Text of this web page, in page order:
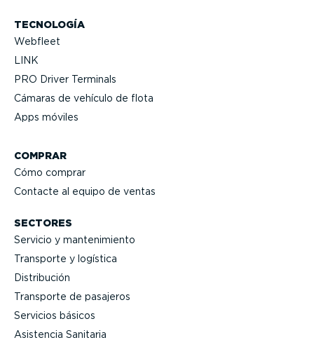
TECNOLOGÍA
Webfleet
LINK
PRO Driver Terminals
Cámaras de vehículo de flota
Apps móviles
COMPRAR
Cómo comprar
Contacte al equipo de ventas
SECTORES
Servicio y mante­ni­miento
Transporte y logística
Distri­bución
Transporte de pasajeros
Servicios básicos
Asistencia Sanitaria